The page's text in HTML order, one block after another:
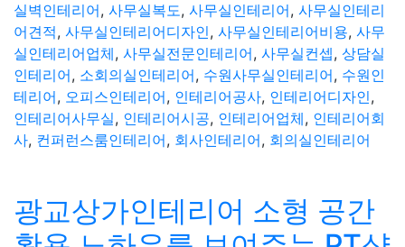
실벽인테리어, 사무실복도, 사무실인테리어, 사무실인테리
어견적, 사무실인테리어디자인, 사무실인테리어비용, 사무
실인테리어업체, 사무실전문인테리어, 사무실컨셉, 상담실
인테리어, 소회의실인테리어, 수원사무실인테리어, 수원인
테리어, 오피스인테리어, 인테리어공사, 인테리어디자인,
인테리어사무실, 인테리어시공, 인테리어업체, 인테리어회
사, 컨퍼런스룸인테리어, 회사인테리어, 회의실인테리어
광교상가인테리어 소형 공간